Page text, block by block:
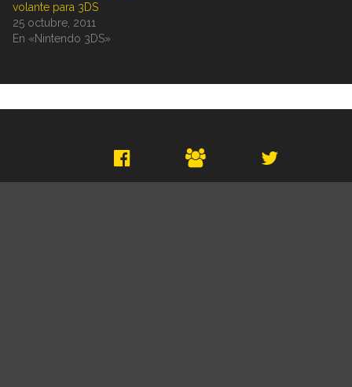
volante para 3DS
25 octubre, 2011
En «Nintendo 3DS»